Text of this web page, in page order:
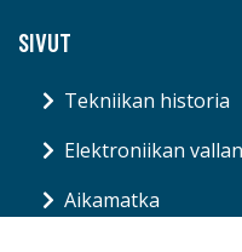
SIVUT
Tekniikan historia
Elektroniikan
Aikamatka